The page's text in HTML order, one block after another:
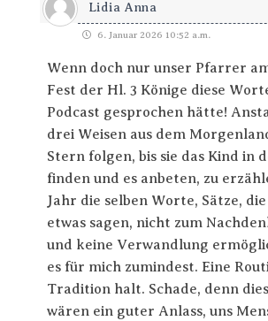
Lidia Anna
6. Januar 2026 10:52 a.m.
Wenn doch nur unser Pfarrer
Fest der Hl. 3 Könige diese
Podcast gesprochen hätte!
drei Weisen aus dem
Stern folgen, bis sie das Kind in
finden und es anbeten, zu
Jahr die selben Worte, Sätze,
etwas sagen, nicht zum
und keine Verwandlung
es für mich zumindest. Eine
Tradition halt. Schade, denn
wären ein guter Anlass, uns